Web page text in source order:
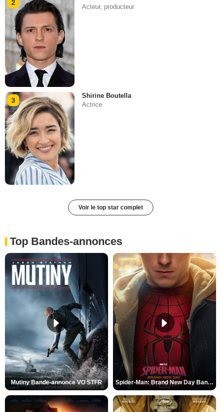
2
Acteur, producteur
3
Shirine Boutella
Actrice
Voir le top star complet
Top Bandes-annonces
Mutiny Bande-annonce VO STFR Spider-Man: Brand New Day Bande-annonce VO STFR